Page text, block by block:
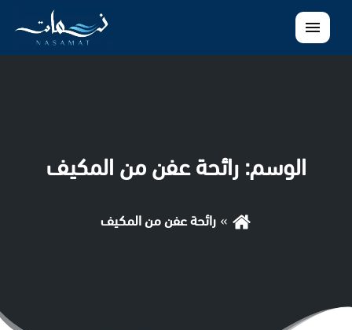
القائمة
الوسم:رائحة عفن من المكيف
رائحة عفن من المكيف